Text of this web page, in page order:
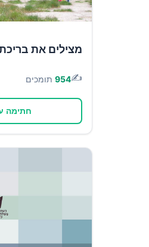
מצילים את
✍️
954 תומכים
חתימה